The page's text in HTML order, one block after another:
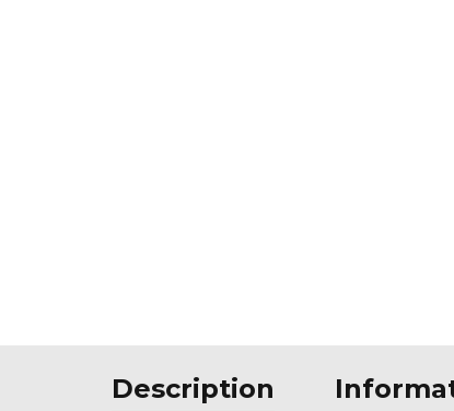
Description